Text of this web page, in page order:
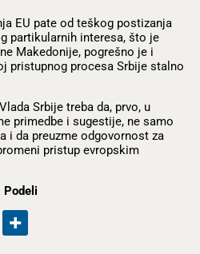
EU pate od teškog postizanja
partikularnih interesa, što je
Makedonije, pogrešno je i
pristupnog procesa Srbije stalno
Srbije treba da, prvo, u
primedbe i sugestije, ne samo
i da preuzme odgovornost za
pristup evropskim
Podeli